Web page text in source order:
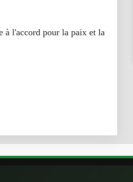
à l'accord pour la paix et la